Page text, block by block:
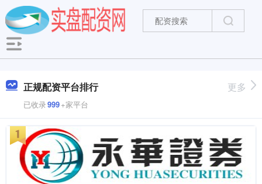
正规配资平台排行
已收录999+家平台
更多